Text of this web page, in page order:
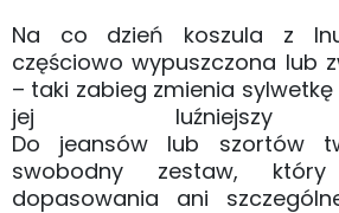
Na co dzień koszula z
częściowo wypuszczona lub
– taki zabieg zmienia
jej luźniejszy
Do jeansów lub szortów
swobodny zestaw,
dopasowania ani